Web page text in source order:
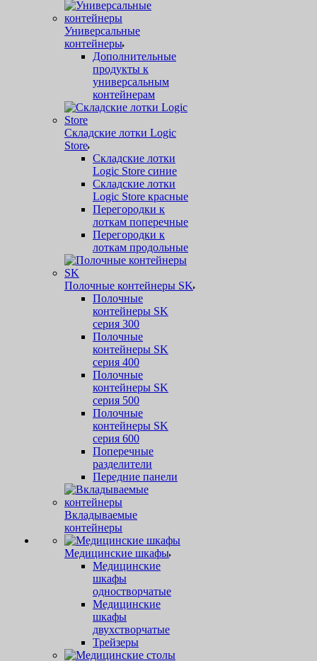
Универсальные
контейнеры
Дополнительные
продукты к
универсальным
контейнерам
Складские лотки Logic
Store
Складские лотки
Logic Store синие
Складские лотки
Logic Store красные
Перегородки к
лоткам поперечные
Перегородки к
лоткам продольные
Полочные контейнеры SK
Полочные
контейнеры SK
серия 300
Полочные
контейнеры SK
серия 400
Полочные
контейнеры SK
серия 500
Полочные
контейнеры SK
серия 600
Поперечные
разделители
Передние панели
Вкладываемые
контейнеры
Медицинские шкафы
Медицинские
шкафы
одностворчатые
Медицинские
шкафы
двухстворчатые
Трейзеры